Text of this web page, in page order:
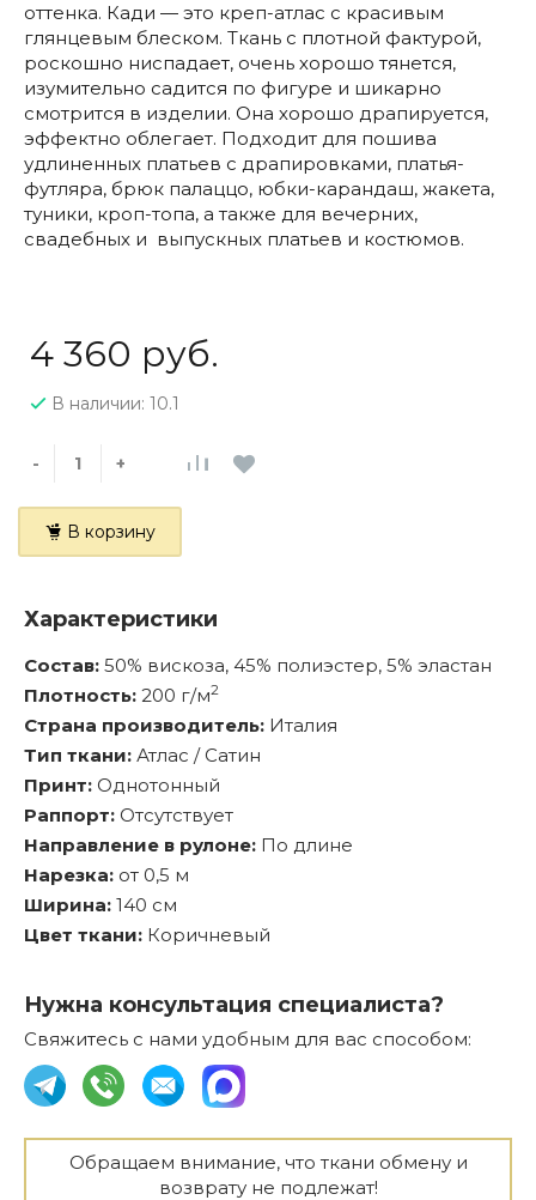
оттенка. Кади — это креп-атлас с красивым
глянцевым блеском. Ткань с плотной фактурой,
роскошно ниспадает, очень хорошо тянется,
изумительно садится по фигуре и шикарно
смотрится в изделии. Она хорошо драпируется,
эффектно облегает. Подходит для пошива
удлиненных платьев с драпировками, платья-
футляра, брюк палаццо, юбки-карандаш, жакета,
туники, кроп-топа, а также для вечерних,
свадебных и выпускных платьев и костюмов.
4 360 руб.
В наличии: 10.1
- +
В корзину
Характеристики
Состав: 50% вискоза, 45% полиэстер, 5% эластан
Плотность: 200 г/м2
Страна производитель: Италия
Тип ткани: Атлас / Сатин
Принт: Однотонный
Раппорт: Отсутствует
Направление в рулоне: По длине
Нарезка: от 0,5 м
Ширина: 140 см
Цвет ткани: Коричневый
Нужна консультация специалиста?
Свяжитесь с нами удобным для вас способом:
Обращаем внимание, что ткани обмену и
возврату не подлежат!